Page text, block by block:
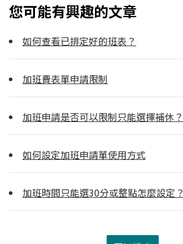
您可能有興趣的文章
如何查看已排定好的班表？
加班費表單申請限制
加班申請是否可以限制只能選擇補休？
如何設定加班申請單使用方式
加班時間只能選30分或整點怎麼設定？